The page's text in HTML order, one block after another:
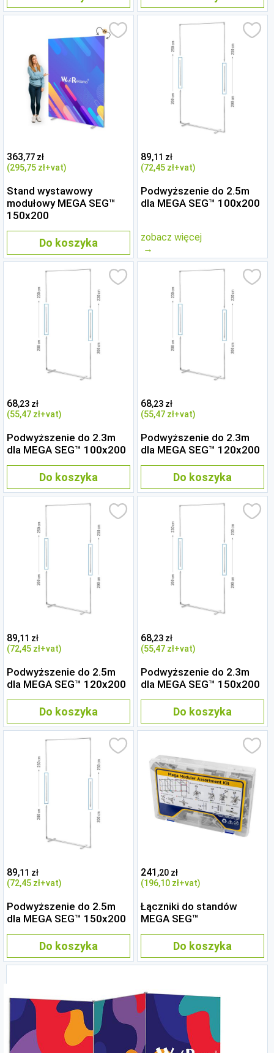
363,77 zł
(295,75 zł+vat)
Stand wystawowy
modułowy MEGA SEG™
150x200
Do koszyka
89,11 zł
(72,45 zł+vat)
Podwyższenie do 2.5m
dla MEGA SEG™ 100x200
zobacz więcej
68,23 zł
(55,47 zł+vat)
Podwyższenie do 2.3m
dla MEGA SEG™ 100x200
Do koszyka
68,23 zł
(55,47 zł+vat)
Podwyższenie do 2.3m
dla MEGA SEG™ 120x200
Do koszyka
89,11 zł
(72,45 zł+vat)
Podwyższenie do 2.5m
dla MEGA SEG™ 120x200
Do koszyka
68,23 zł
(55,47 zł+vat)
Podwyższenie do 2.3m
dla MEGA SEG™ 150x200
Do koszyka
89,11 zł
(72,45 zł+vat)
Podwyższenie do 2.5m
dla MEGA SEG™ 150x200
Do koszyka
241 ,20 zł
(196,10 zł+vat)
Łączniki do standów
MEGA SEG™
Do koszyka